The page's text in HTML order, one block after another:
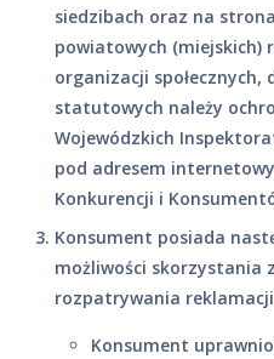
siedzibach oraz na
powiatowych (miejskich)
organizacji społecznych,
statutowych należy
Wojewódzkich
pod adresem
Konkurencji i
Konsument posiada
możliwości skorzystania
rozpatrywania
Konsument